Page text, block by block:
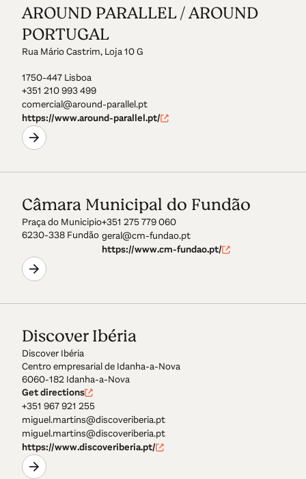
AROUND PARALLEL / AROUND
PORTUGAL
Rua Mário Castrim, Loja 10 G
1750-447 Lisboa
+351 210 993 499
comercial@around-parallel.pt
https://www.around-parallel.pt/
Câmara Municipal do Fundão
Praça do Municipio
6230-338 Fundão
+351 275 779 060
geral@cm-fundao.pt
https://www.cm-fundao.pt/
Discover Ibéria
Discover Ibéria
Centro empresarial de Idanha-a-Nova
6060-182 Idanha-a-Nova
Get directions
+351 967 921 255
miguel.martins@discoveriberia.pt
miguel.martins@discoveriberia.pt
https://www.discoveriberia.pt/